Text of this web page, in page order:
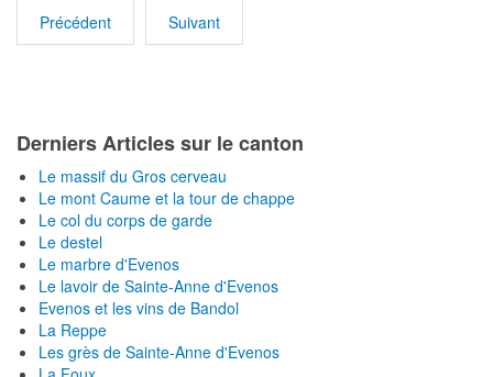
Précédent Suivant
Derniers Articles sur le canton
Le massif du Gros cerveau
Le mont Caume et la tour de chappe
Le col du corps de garde
Le destel
Le marbre d'Evenos
Le lavoir de Sainte-Anne d'Evenos
Evenos et les vins de Bandol
La Reppe
Les grès de Sainte-Anne d'Evenos